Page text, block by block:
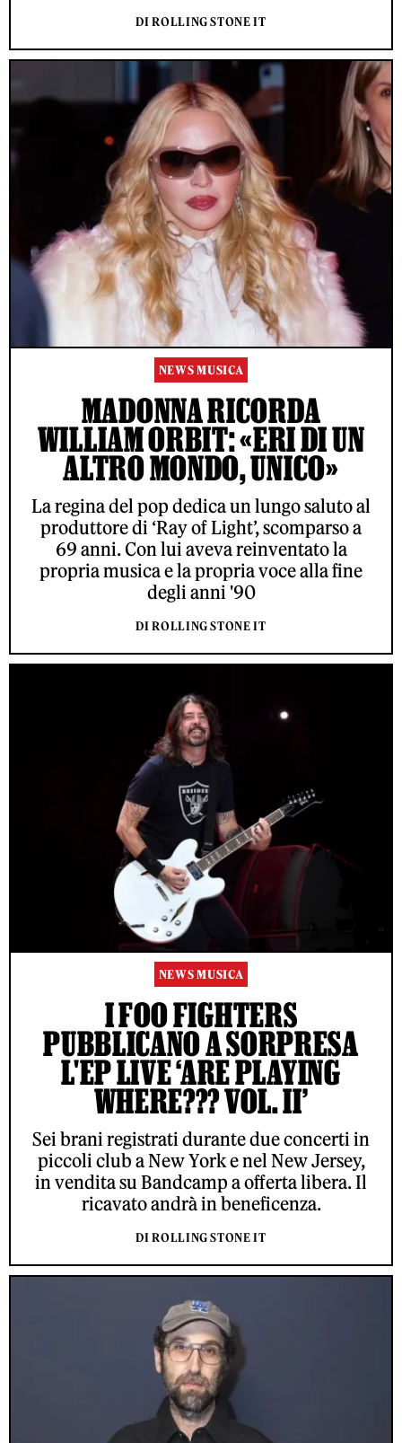
DI ROLLING STONE IT
NEWS MUSICA
MADONNA RICORDA
WILLIAM ORBIT: «ERI DI UN
ALTRO MONDO, UNICO»
La regina del pop dedica un lungo saluto al
produttore di ‘Ray of Light’, scomparso a
69 anni. Con lui aveva reinventato la
propria musica e la propria voce alla fine
degli anni '90
DI ROLLING STONE IT
NEWS MUSICA
I FOO FIGHTERS
PUBBLICANO A SORPRESA
L'EP LIVE ‘ARE PLAYING
WHERE??? VOL. II’
Sei brani registrati durante due concerti in
piccoli club a New York e nel New Jersey,
in vendita su Bandcamp a offerta libera. Il
ricavato andrà in beneficenza.
DI ROLLING STONE IT